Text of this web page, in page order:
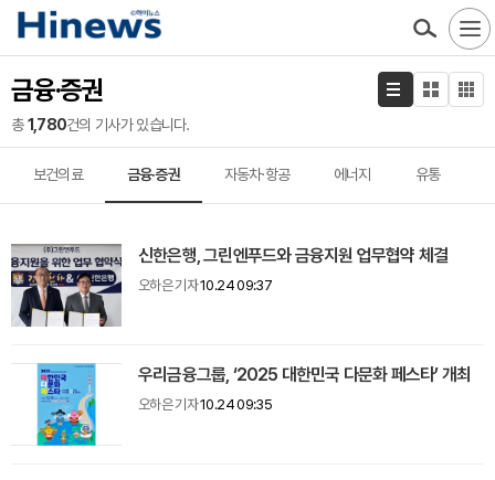
금융·증권
총1,780건의 기사가 있습니다.
보건의료 금융·증권 자동차·항공 에너지 유통
신한은행, 그린엔푸드와 금융지원 업무협약 체결
오하은 기자10.24 09:37
우리금융그룹, ‘2025 대한민국 다문화 페스타’ 개최
오하은 기자10.24 09:35